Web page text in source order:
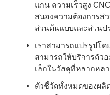
แกน ความเร็วสูง
สนองความต้องการ
ส่วนต้นแบบและส่วนป
เราสามารถแปรรูปโ
สามารถให้บริการตัว
เล็กในวัสดุที่หลากหล
ตัวชี้วัดทั้งหมดของผลิ